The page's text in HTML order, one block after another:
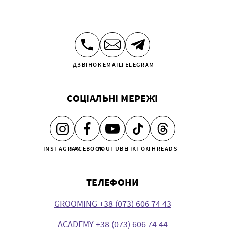
ДЗВІНОК EMAILTELEGRAM
СОЦІАЛЬНІ МЕРЕЖІ
INSTAGRAMFACEBOOKYOUTUBETIKTOKTHREADS
ТЕЛЕФОНИ
GROOMING +38 (073) 606 74 43
ACADEMY +38 (073) 606 74 44